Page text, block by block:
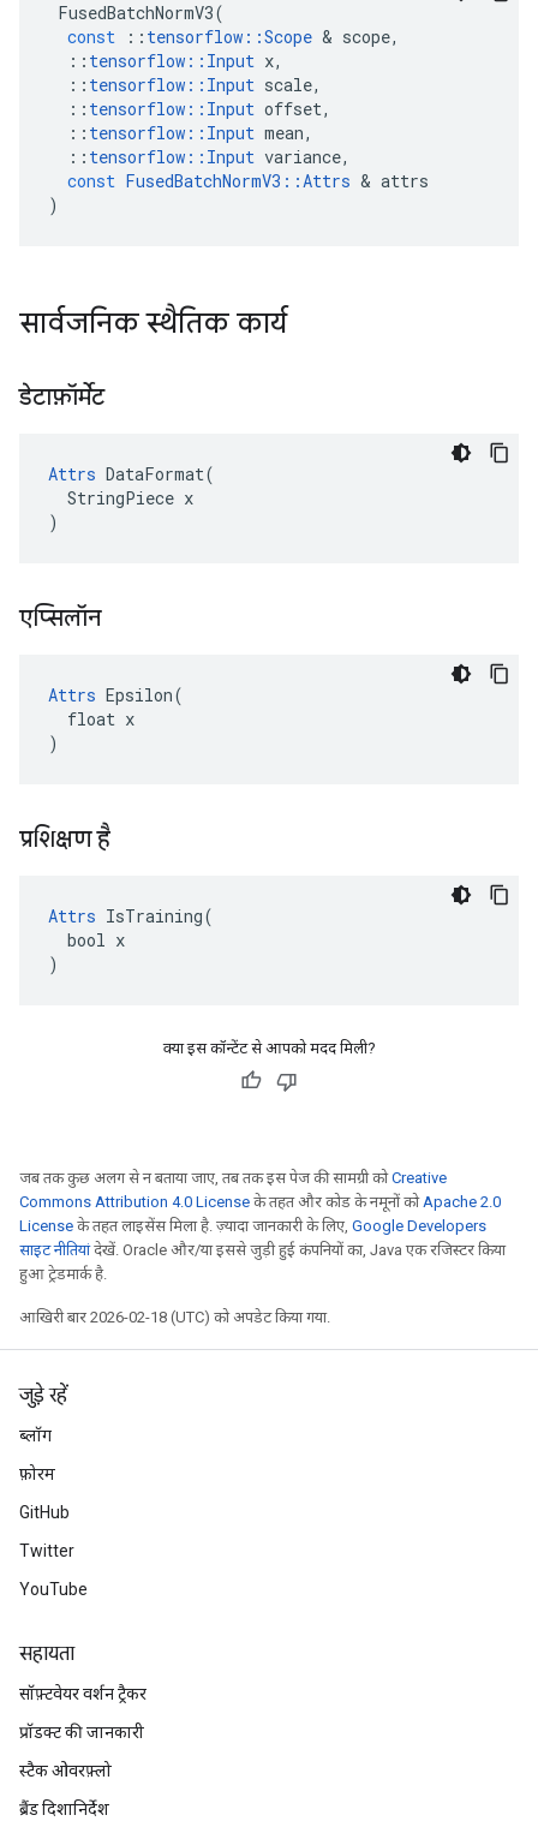
FusedBatchNormV3(
const
:: tensorflow ::Scope & scope,
:: tensorflow :: Input x,
:: tensorflow :: Input scale,
:: tensorflow :: Input offset,
:: tensorflow :: Input mean,
:: tensorflow :: Input variance,
const FusedBatchNormV3 ::Attrs & attrs
)
सार्वजनिक स्थैतिक कार्य
डेटाफ़ॉर्मेट
Attrs DataFormat(
  StringPiece x
)
एप्सिलॉन
Attrs Epsilon(
  float x
)
प्रशिक्षण है
Attrs IsTraining(
  bool x
)
क्या इस कॉन्टेंट से आपको मदद मिली?
जब तक कुछ अलग से न बताया जाए, तब तक इस पेज की सामग्री कोCreative
Commons Attribution 4.0 License के तहत और कोड के नमूनों कोApache 2.0
License के तहत लाइसेंस मिला है. ज़्यादा जानकारी के लिए, Google Developers
साइट नीतियांदेखें. Oracle और/या इससे जुड़ी हुई कंपनियों का, Java एक रजिस्टर किया
हुआ ट्रेडमार्क है.
आखिरी बार 2026-02-18 (UTC) को अपडेट किया गया.
जुड़े रहें
ब्लॉग
फ़ोरम
GitHub
Twitter
YouTube
सहायता
सॉफ़्टवेयर वर्शन ट्रैकर
प्रॉडक्ट की जानकारी
स्टैक ओवरफ़्लो
ब्रैंड दिशानिर्देश